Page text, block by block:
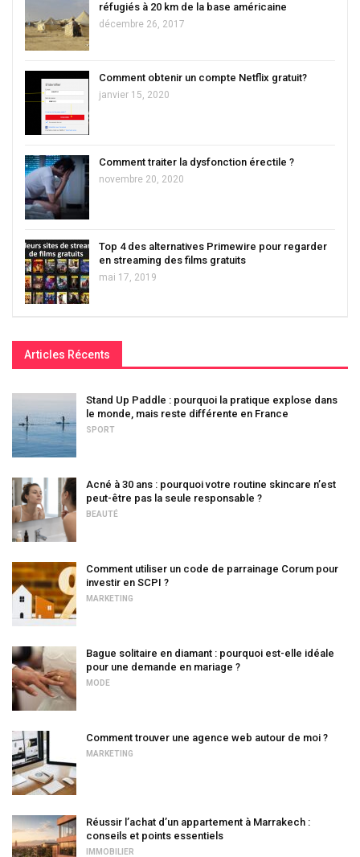
réfugiés à 20 km de la base américaine
décembre 26, 2017
Comment obtenir un compte Netflix gratuit?
janvier 15, 2020
Comment traiter la dysfonction érectile ?
novembre 20, 2020
Top 4 des alternatives Primewire pour regarder
en streaming des films gratuits
mai 17, 2019
Articles Récents
Stand Up Paddle : pourquoi la pratique explose dans
le monde, mais reste différente en France
SPORT
Acné à 30 ans : pourquoi votre routine skincare n’est
peut-être pas la seule responsable ?
BEAUTÉ
Comment utiliser un code de parrainage Corum pour
investir en SCPI ?
MARKETING
Bague solitaire en diamant : pourquoi est-elle idéale
pour une demande en mariage ?
MODE
Comment trouver une agence web autour de moi ?
MARKETING
Réussir l’achat d’un appartement à Marrakech :
conseils et points essentiels
IMMOBILIER